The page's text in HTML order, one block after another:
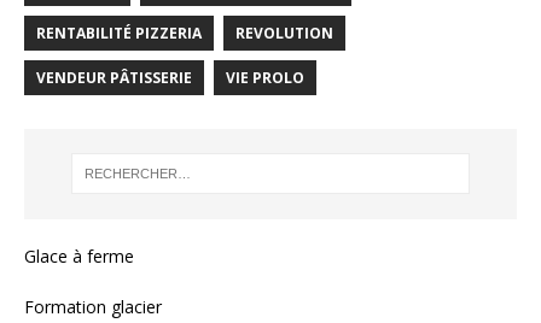
RENTABILITÉ PIZZERIA REVOLUTION
VENDEUR PÂTISSERIE VIE PROLO
Glace à ferme
Formation glacier